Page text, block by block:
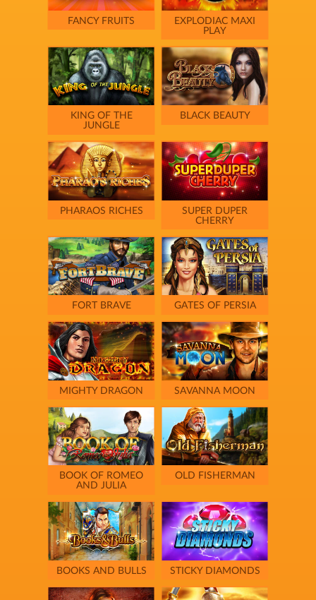
FANCY FRUITS
EXPLODIAC MAXI
PLAY
KING OF THE
JUNGLE
BLACK BEAUTY
PHARAOS RICHES
SUPER DUPER
CHERRY
FORT BRAVE GATES OF PERSIA
MIGHTY DRAGON SAVANNA MOON
BOOK OF ROMEO
AND JULIA
OLD FISHERMAN
BOOKS AND BULLS STICKY DIAMONDS